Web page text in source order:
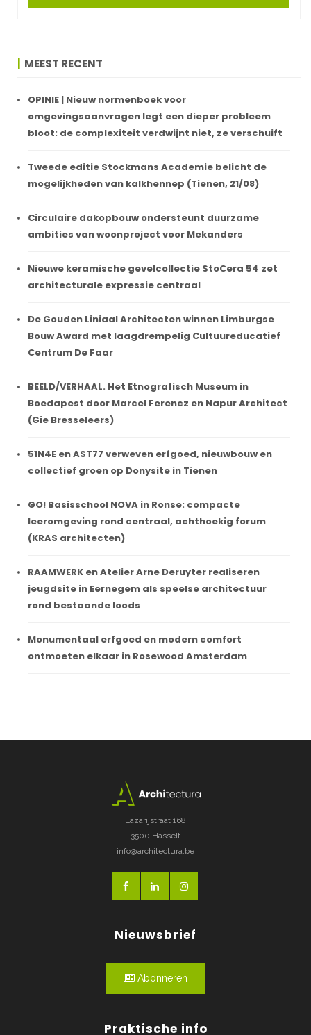
MEEST RECENT
OPINIE | Nieuw normenboek voor
omgevingsaanvragen legt een dieper probleem
bloot: de complexiteit verdwijnt niet, ze verschuift
Tweede editie Stockmans Academie belicht de
mogelijkheden van kalkhennep (Tienen, 21/08)
Circulaire dakopbouw ondersteunt duurzame
ambities van woonproject voor Mekanders
Nieuwe keramische gevelcollectie StoCera 54 zet
architecturale expressie centraal
De Gouden Liniaal Architecten winnen Limburgse
Bouw Award met laagdrempelig Cultuureducatief
Centrum De Faar
BEELD/VERHAAL. Het Etnografisch Museum in
Boedapest door Marcel Ferencz en Napur Architect
(Gie Bresseleers)
51N4E en AST77 verweven erfgoed, nieuwbouw en
collectief groen op Donysite in Tienen
GO! Basisschool NOVA in Ronse: compacte
leeromgeving rond centraal, achthoekig forum
(KRAS architecten)
RAAMWERK en Atelier Arne Deruyter realiseren
jeugdsite in Eernegem als speelse architectuur
rond bestaande loods
Monumentaal erfgoed en modern comfort
ontmoeten elkaar in Rosewood Amsterdam
Lazarijstraat 168
3500 Hasselt
info@architectura.be
Nieuwsbrief
Abonneren
Praktische info